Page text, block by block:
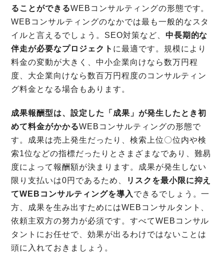
ることができるWEBコンサルティングの形態です。
WEBコンサルティングのなかでは最も一般的なスタ
イルと言えるでしょう。SEO対策など、 中長期的な
伴走が必要なプロジェクト に最適です。規模により
料金の変動が大きく、中小企業向けなら数万円程
度、大企業向けなら数百万円程度のコンサルティン
グ料金となる場合もあります。
成果報酬型は、設定した「成果」が発生したとき初
めて料金がかかるWEBコンサルティングの形態で
す。成果は売上発生だったり、検索上位〇位内や検
索1位などの指標だったりとさまざまなであり、難易
度によって報酬額が決まります。成果が発生しない
限り支払いは0円であるため、
リスクを最小限に抑え
てWEBコンサルティングを導入 できるでしょう。一
方、成果を生み出すためにはWEBコンサルタント、
依頼主双方の努力が必須です。すべてWEBコンサル
タントにお任せで、効果が出るわけではないことは
頭に入れておきましょう。